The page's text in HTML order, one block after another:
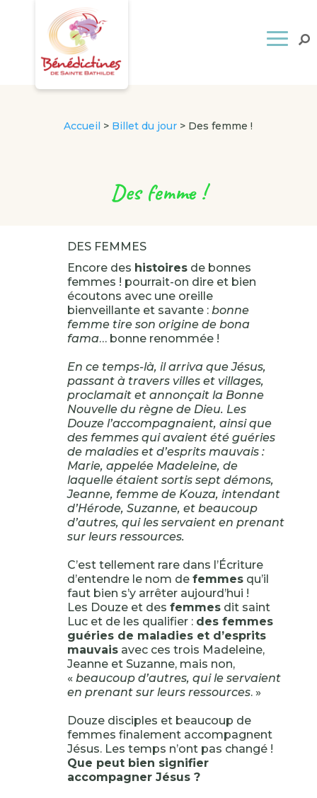
Accueil > Billet du jour > Des femme !
Des femme !
DES FEMMES
Encore des histoiresde bonnes
femmes ! pourrait-on dire et bien
écoutons avec une oreille
bienveillante et savante : bonne
femme tire son origine de bona
fama… bonne renommée !
En ce temps-là, il arriva que Jésus,
passant à travers villes et villages,
proclamait et annonçait la Bonne
Nouvelle du règne de Dieu. Les
Douze l’accompagnaient, ainsi que
des femmes qui avaient été guéries
de maladies et d’esprits mauvais :
Marie, appelée Madeleine, de
laquelle étaient sortis sept démons,
Jeanne, femme de Kouza, intendant
d’Hérode, Suzanne, et beaucoup
d’autres, qui les servaient en prenant
sur leurs ressources.
C’est tellement rare dans l’Écriture
d’entendre le nom de femmesqu’il
faut bien s’y arrêter aujourd’hui !
Les Douze et des femmesdit saint
Luc et de les qualifier : des femmes
guéries de maladies et d’esprits
mauvaisavec ces trois Madeleine,
Jeanne et Suzanne, mais non,
« beaucoup d’autres, qui le servaient
en prenant sur leurs ressources. »
Douze disciples et beaucoup de
femmes finalement accompagnent
Jésus. Les temps n’ont pas changé !
Que peut bien signifier
accompagner Jésus ?